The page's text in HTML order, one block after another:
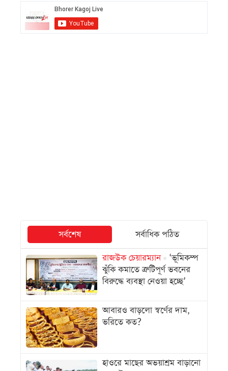
সর্বশেষ
সর্বাধিক পঠিত
রাজউক চেয়ারম্যান
‘ভূমিকম্প
ঝুঁকি কমাতে ত্রুটিপূর্ণ ভবনের
বিরুদ্ধে ব্যবস্থা নেওয়া হচ্ছে’
আবারও বাড়লো স্বর্ণের দাম,
ভরিতে কত?
হাওরে মাছের অভয়াশ্রম বাড়ানো